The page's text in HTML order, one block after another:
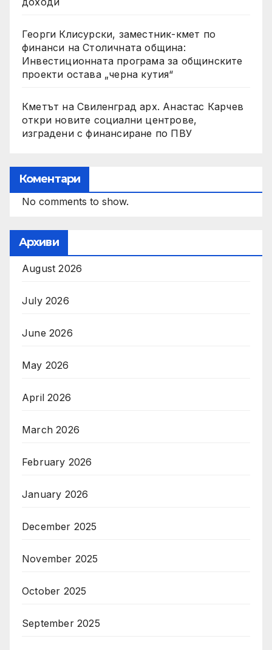
Георги Клисурски, заместник-кмет по
финанси на Столичната община:
Инвестиционната програма за общинските
проекти остава „черна кутия“
Кметът на Свиленград арх. Анастас Карчев
откри новите социални центрове,
изградени с финансиране по ПВУ
Коментари
No comments to show.
Архиви
August 2026
July 2026
June 2026
May 2026
April 2026
March 2026
February 2026
January 2026
December 2025
November 2025
October 2025
September 2025